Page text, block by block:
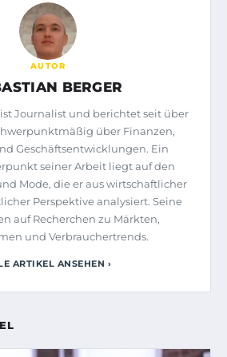
AUTOR
BERGER
Journalist und berichtet seit über
über Finanzen,
Geschäftsentwicklungen. Ein
seiner Arbeit liegt auf den
Mode, die er aus wirtschaftlicher
Perspektive analysiert. Seine
auf Recherchen zu Märkten,
und Verbrauchertrends.
ARTIKEL ANSEHEN ›